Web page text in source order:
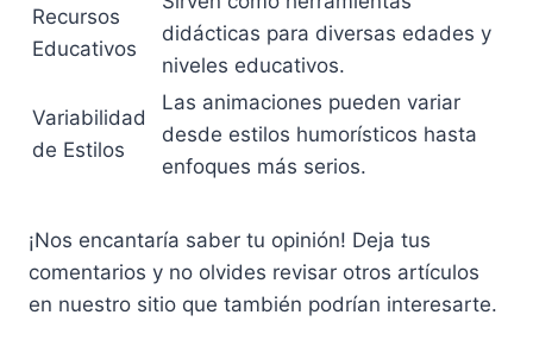
Recursos
Educativos
didácticas para diversas edades y
niveles educativos.
Variabilidad
de Estilos
Las animaciones pueden variar
desde estilos humorísticos hasta
enfoques más serios.
¡Nos encantaría saber tu opinión! Deja tus
comentarios y no olvides revisar otros artículos
en nuestro sitio que también podrían interesarte.